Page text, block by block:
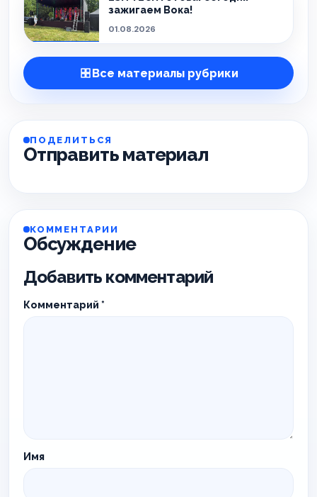
зажигаем Вока!
01.08.2026
Все материалы рубрики
ПОДЕЛИТЬСЯ
Отправить материал
КОММЕНТАРИИ
Обсуждение
Добавить комментарий
Комментарий *
Имя